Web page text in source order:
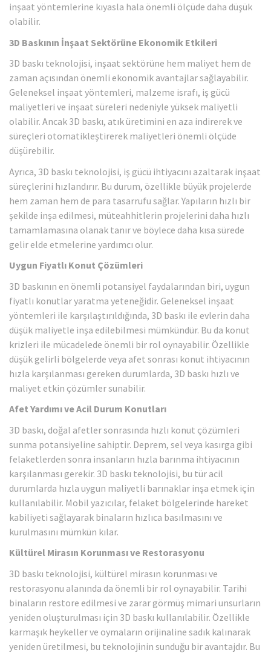
inşaat yöntemlerine kıyasla hala önemli ölçüde daha düşük
olabilir.
3D Baskının İnşaat Sektörüne Ekonomik Etkileri
3D baskı teknolojisi, inşaat sektörüne hem maliyet hem de
zaman açısından önemli ekonomik avantajlar sağlayabilir.
Geleneksel inşaat yöntemleri, malzeme israfı, iş gücü
maliyetleri ve inşaat süreleri nedeniyle yüksek maliyetli
olabilir. Ancak 3D baskı, atık üretimini en aza indirerek ve
süreçleri otomatikleştirerek maliyetleri önemli ölçüde
düşürebilir.
Ayrıca, 3D baskı teknolojisi, iş gücü ihtiyacını azaltarak inşaat
süreçlerini hızlandırır. Bu durum, özellikle büyük projelerde
hem zaman hem de para tasarrufu sağlar. Yapıların hızlı bir
şekilde inşa edilmesi, müteahhitlerin projelerini daha hızlı
tamamlamasına olanak tanır ve böylece daha kısa sürede
gelir elde etmelerine yardımcı olur.
Uygun Fiyatlı Konut Çözümleri
3D baskının en önemli potansiyel faydalarından biri, uygun
fiyatlı konutlar yaratma yeteneğidir. Geleneksel inşaat
yöntemleri ile karşılaştırıldığında, 3D baskı ile evlerin daha
düşük maliyetle inşa edilebilmesi mümkündür. Bu da konut
krizleri ile mücadelede önemli bir rol oynayabilir. Özellikle
düşük gelirli bölgelerde veya afet sonrası konut ihtiyacının
hızla karşılanması gereken durumlarda, 3D baskı hızlı ve
maliyet etkin çözümler sunabilir.
Afet Yardımı ve Acil Durum Konutları
3D baskı, doğal afetler sonrasında hızlı konut çözümleri
sunma potansiyeline sahiptir. Deprem, sel veya kasırga gibi
felaketlerden sonra insanların hızla barınma ihtiyacının
karşılanması gerekir. 3D baskı teknolojisi, bu tür acil
durumlarda hızla uygun maliyetli barınaklar inşa etmek için
kullanılabilir. Mobil yazıcılar, felaket bölgelerinde hareket
kabiliyeti sağlayarak binaların hızlıca basılmasını ve
kurulmasını mümkün kılar.
Kültürel Mirasın Korunması ve Restorasyonu
3D baskı teknolojisi, kültürel mirasın korunması ve
restorasyonu alanında da önemli bir rol oynayabilir. Tarihi
binaların restore edilmesi ve zarar görmüş mimari unsurların
yeniden oluşturulması için 3D baskı kullanılabilir. Özellikle
karmaşık heykeller ve oymaların orijinaline sadık kalınarak
yeniden üretilmesi, bu teknolojinin sunduğu bir avantajdır. Bu